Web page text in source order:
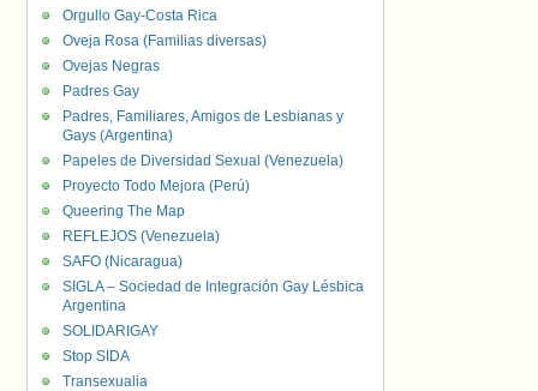
Orgullo Gay-Costa Rica
Oveja Rosa (Familias diversas)
Ovejas Negras
Padres Gay
Padres, Familiares, Amigos de Lesbianas y
Gays (Argentina)
Papeles de Diversidad Sexual (Venezuela)
Proyecto Todo Mejora (Perú)
Queering The Map
REFLEJOS (Venezuela)
SAFO (Nicaragua)
SIGLA – Sociedad de Integración Gay Lésbica
Argentina
SOLIDARIGAY
Stop SIDA
Transexualia